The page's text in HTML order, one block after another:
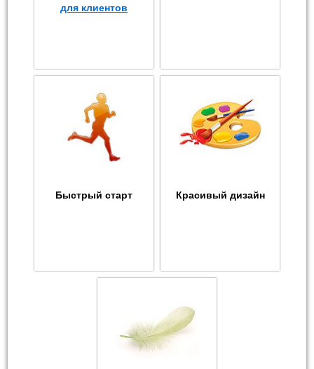
для клиентов
Быстрый старт Красивый дизайн